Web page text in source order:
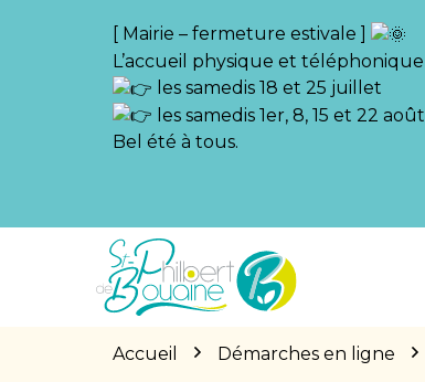
[ Mairie – fermeture estivale ]
L’accueil physique et
les samedis 18 et 25 juillet
les samedis 1er, 8, 15 et 22 août
Bel été à tous.
Accueil Démarches en ligne